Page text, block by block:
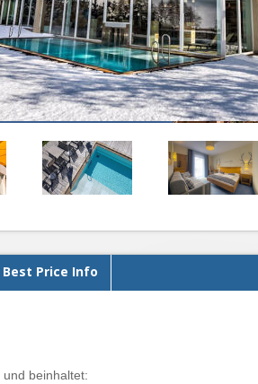
Best Price Info
und beinhaltet: